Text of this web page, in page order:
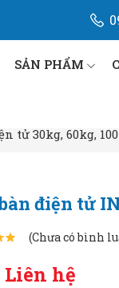
SẢN PHẨM
tử 30kg, 60kg,
điện tử
(Chưa có bình
Liên hệ